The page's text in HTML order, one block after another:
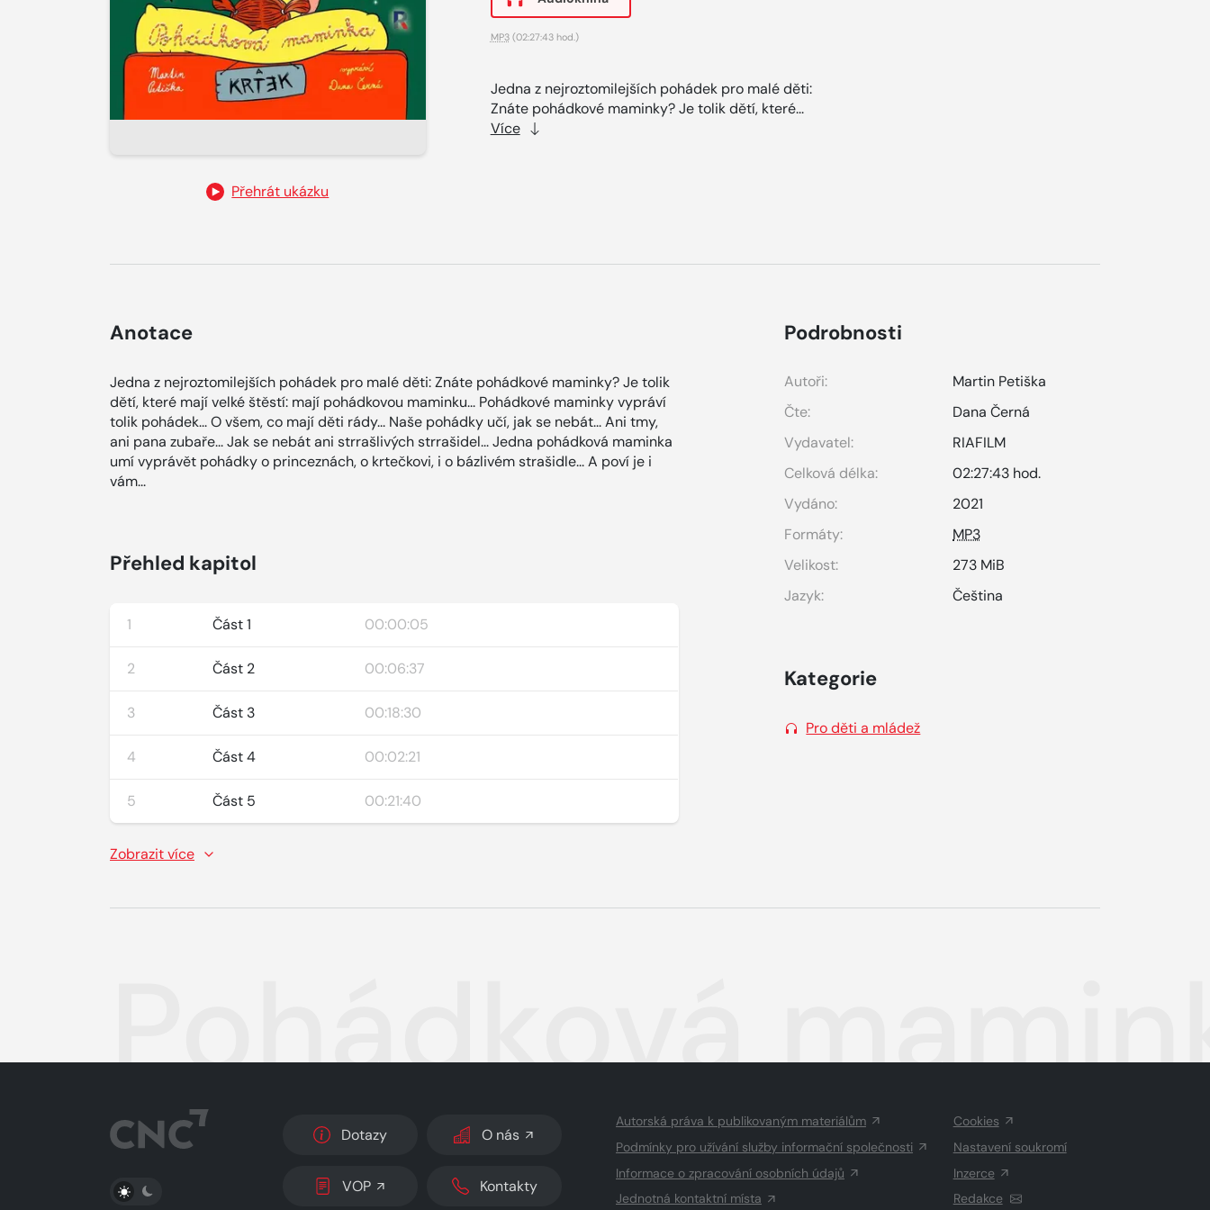
Přehrát ukázku
MP3(02:27:43 hod.)
Jedna z nejroztomilejších pohádek pro malé děti:
Znáte pohádkové maminky? Je tolik dětí, které...
Více
Anotace
Jedna z nejroztomilejších pohádek pro malé děti: Znáte pohádkové maminky? Je tolik
dětí, které mají velké štěstí: mají pohádkovou maminku... Pohádkové maminky vypráví
tolik pohádek... O všem, co mají děti rády... Naše pohádky učí, jak se nebát... Ani tmy,
ani pana zubaře... Jak se nebát ani strrašlivých strrašidel... Jedna pohádková maminka
umí vyprávět pohádky o princeznách, o krtečkovi, i o bázlivém strašidle... A poví je i
vám...
Přehled kapitol
1 Část 1 00:00:05
2 Část 2 00:06:37
3 Část 3 00:18:30
4 Část 4 00:02:21
5 Část 5 00:21:40
Zobrazit více
Podrobnosti
Autoři:
Martin Petiška
Čte:
Dana Černá
Vydavatel:
RIAFILM
Celková délka:
02:27:43 hod.
Vydáno:
2021
Formáty:
MP3
Velikost:
273 MiB
Jazyk:
Čeština
Kategorie
Pro děti a mládež
Pohádková
PŘEPNOUT SVĚTLÝ/TMAVÝ REŽIM
Dotazy O nás
VOP Kontakty
Autorská práva k publikovaným materiálům
Podmínky pro užívání služby informační společnosti
Informace o zpracování osobních údajů
Jednotná kontaktní místa
Cookies
Nastavení soukromí
Inzerce
Redakce